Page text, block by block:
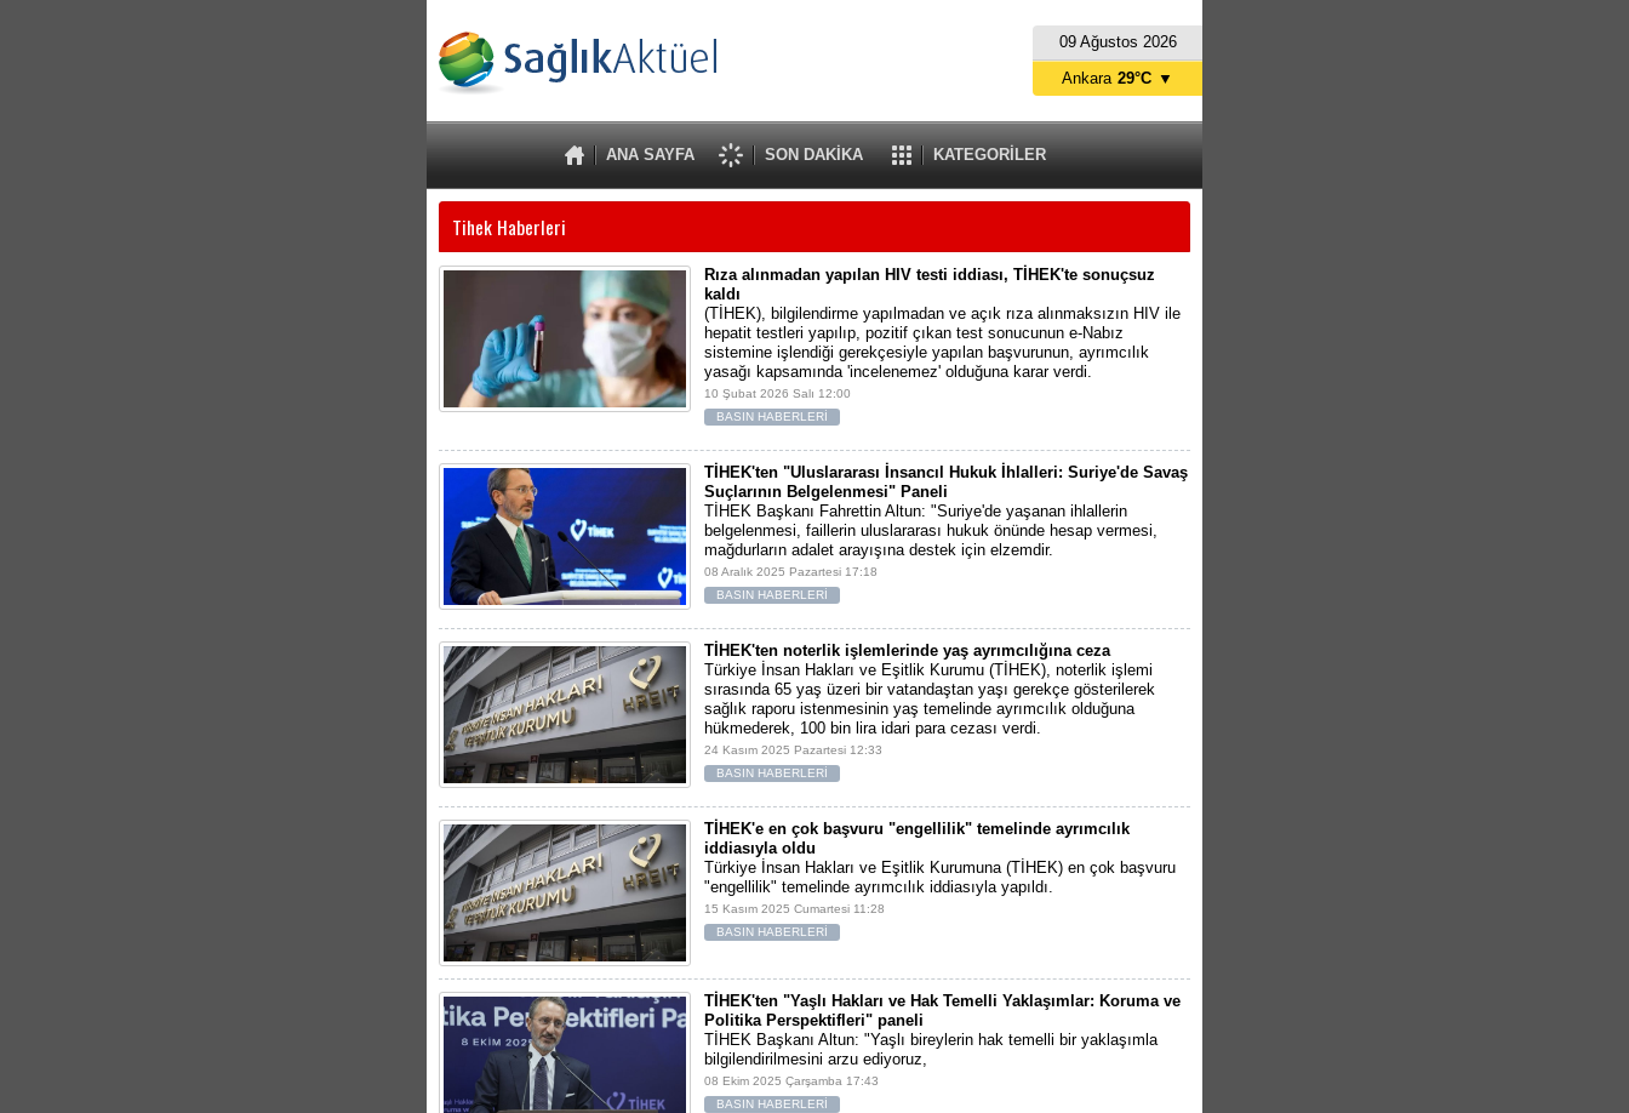
09 Ağustos 2026
ANA SAYFA SON DAKİKA KATEGORİLER
Ankara 29°C ▼
Tihek Haberleri
Rıza alınmadan yapılan HIV testi iddiası, TİHEK'te sonuçsuz
kaldı
(TİHEK), bilgilendirme yapılmadan ve açık rıza alınmaksızın HIV ile
hepatit testleri yapılıp, pozitif çıkan test sonucunun e-Nabız
sistemine işlendiği gerekçesiyle yapılan başvurunun, ayrımcılık
yasağı kapsamında 'incelenemez' olduğuna karar verdi.
10 Şubat 2026 Salı 12:00
BASIN HABERLERİ
TİHEK'ten "Uluslararası İnsancıl Hukuk İhlalleri: Suriye'de Savaş
Suçlarının Belgelenmesi" Paneli
TİHEK Başkanı Fahrettin Altun: "Suriye'de yaşanan ihlallerin
belgelenmesi, faillerin uluslararası hukuk önünde hesap vermesi,
mağdurların adalet arayışına destek için elzemdir.
08 Aralık 2025 Pazartesi 17:18
BASIN HABERLERİ
TİHEK'ten noterlik işlemlerinde yaş ayrımcılığına ceza
Türkiye İnsan Hakları ve Eşitlik Kurumu (TİHEK), noterlik işlemi
sırasında 65 yaş üzeri bir vatandaştan yaşı gerekçe gösterilerek
sağlık raporu istenmesinin yaş temelinde ayrımcılık olduğuna
hükmederek, 100 bin lira idari para cezası verdi.
24 Kasım 2025 Pazartesi 12:33
BASIN HABERLERİ
TİHEK'e en çok başvuru "engellilik" temelinde ayrımcılık
iddiasıyla oldu
Türkiye İnsan Hakları ve Eşitlik Kurumuna (TİHEK) en çok başvuru
"engellilik" temelinde ayrımcılık iddiasıyla yapıldı.
15 Kasım 2025 Cumartesi 11:28
BASIN HABERLERİ
TİHEK'ten "Yaşlı Hakları ve Hak Temelli Yaklaşımlar: Koruma ve
Politika Perspektifleri" paneli
TİHEK Başkanı Altun: "Yaşlı bireylerin hak temelli bir yaklaşımla
bilgilendirilmesini arzu ediyoruz,
08 Ekim 2025 Çarşamba 17:43
BASIN HABERLERİ